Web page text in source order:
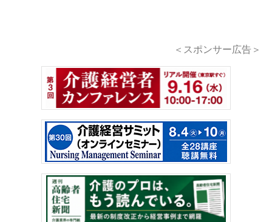
＜スポンサー広告＞